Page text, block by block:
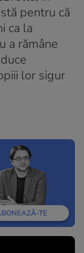
pentru că
ca la
a rămâne
lor sigur
TE